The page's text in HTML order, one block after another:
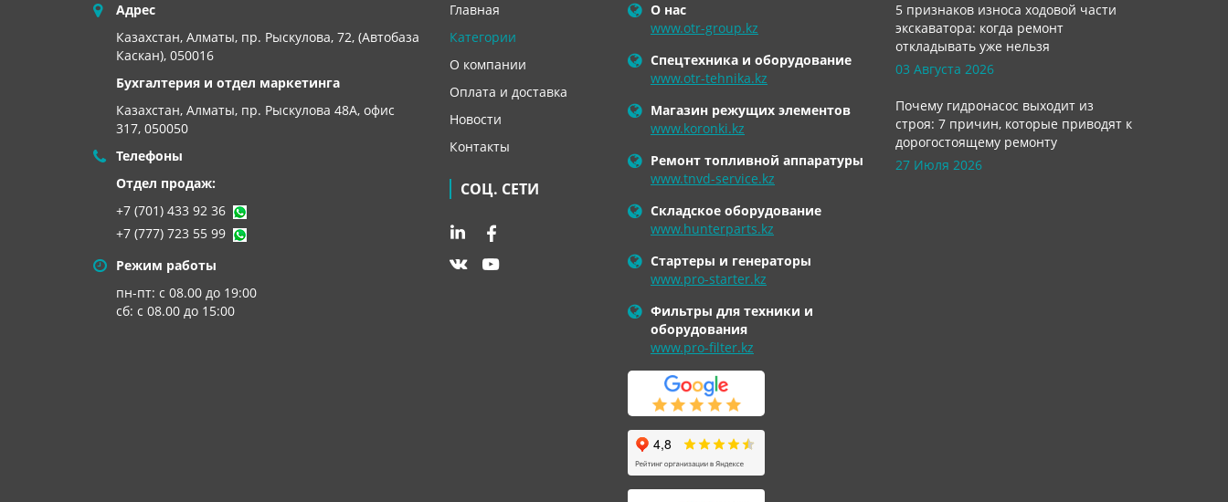
Адрес
Казахстан, Алматы, пр. Рыскулова, 72, (Автобаза
Каскан), 050016
Бухгалтерия и отдел маркетинга
Казахстан, Алматы, пр. Рыскулова 48А, офис
317, 050050
Телефоны
Отдел продаж:
+7 (701) 433 92 36
+7 (777) 723 55 99
Режим работы
пн-пт: с 08.00 до 19:00
сб: с 08.00 до 15:00
Главная
Категории
О компании
Оплата и доставка
Новости
Контакты
СОЦ. СЕТИ
О нас
www.otr-group.kz
Спецтехника и оборудование
www.otr-tehnika.kz
Магазин режущих элементов
www.koronki.kz
Ремонт топливной аппаратуры
www.tnvd-service.kz
Складское оборудование
www.hunterparts.kz
Стартеры и генераторы
www.pro-starter.kz
Фильтры для техники и
оборудования
www.pro-filter.kz
5 признаков износа ходовой части
экскаватора: когда ремонт
откладывать уже нельзя
03 Августа 2026
Почему гидронасос выходит из
строя: 7 причин, которые приводят к
дорогостоящему ремонту
27 Июля 2026